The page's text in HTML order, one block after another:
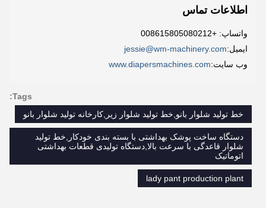
اطلاعات تماس
واتساپ: +008615805080212
ایمیل:jessie@wm-machinery.com
وب سایت:www.diapersmachines.com
Tags:
خط توليد شلوار بانو,خط تولید شلوار زیر,کارخانه توليد شلوار بانو
دستگاه ساخت پوشک بهداشتی با بسته بندی خودکار,خط تولید
شلوار قاعدگی با سرعت بالا,دستگاه تولیدی قطعات بهداشتی
اتوماتیک
lady pant production plant